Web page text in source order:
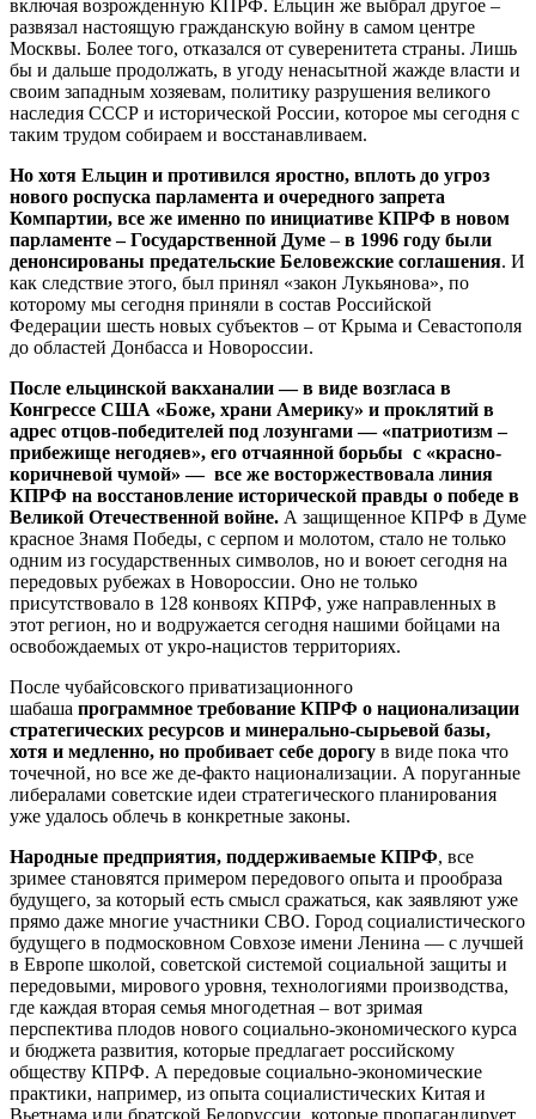
включая возрожденную КПРФ. Ельцин же выбрал другое –
развязал настоящую гражданскую войну в самом центре
Москвы. Более того, отказался от суверенитета страны. Лишь
бы и дальше продолжать, в угоду ненасытной жажде власти и
своим западным хозяевам, политику разрушения великого
наследия СССР и исторической России, которое мы сегодня с
таким трудом собираем и восстанавливаем.
Но хотя Ельцин и противился яростно, вплоть до угроз
нового роспуска парламента и очередного запрета
Компартии, все же именно по инициативе КПРФ в новом
парламенте – Государственной Думе – в 1996 году были
денонсированы предательские Беловежские соглашения. И
как следствие этого, был принял «закон Лукьянова», по
которому мы сегодня приняли в состав Российской
Федерации шесть новых субъектов – от Крыма и Севастополя
до областей Донбасса и Новороссии.
После ельцинской вакханалии — в виде возгласа в
Конгрессе США «Боже, храни Америку» и проклятий в
адрес отцов-победителей под лозунгами — «патриотизм –
прибежище негодяев», его отчаянной борьбы с «красно-
коричневой чумой» — все же восторжествовала линия
КПРФ на восстановление исторической правды о победе в
Великой Отечественной войне. А защищенное КПРФ в Думе
красное Знамя Победы, с серпом и молотом, стало не только
одним из государственных символов, но и воюет сегодня на
передовых рубежах в Новороссии. Оно не только
присутствовало в 128 конвоях КПРФ, уже направленных в
этот регион, но и водружается сегодня нашими бойцами на
освобождаемых от укро-нацистов территориях.
После чубайсовского приватизационного
шабаша программное требование КПРФ о национализации
стратегических ресурсов и минерально-сырьевой базы,
хотя и медленно, но пробивает себе дорогу в виде пока что
точечной, но все же де-факто национализации. А поруганные
либералами советские идеи стратегического планирования
уже удалось облечь в конкретные законы.
Народные предприятия, поддерживаемые КПРФ, все
зримее становятся примером передового опыта и прообраза
будущего, за который есть смысл сражаться, как заявляют уже
прямо даже многие участники СВО. Город социалистического
будущего в подмосковном Совхозе имени Ленина — с лучшей
в Европе школой, советской системой социальной защиты и
передовыми, мирового уровня, технологиями производства,
где каждая вторая семья многодетная – вот зримая
перспектива плодов нового социально-экономического курса
и бюджета развития, которые предлагает российскому
обществу КПРФ. А передовые социально-экономические
практики, например, из опыта социалистических Китая и
Вьетнама или братской Белоруссии, которые пропагандирует